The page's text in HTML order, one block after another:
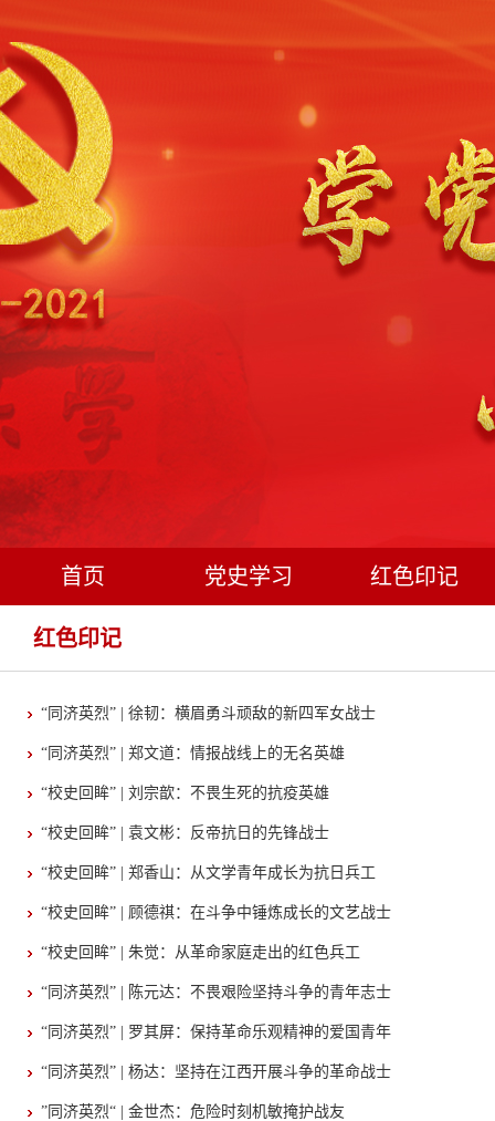
首页 党史学习 红色印记
红色印记
“同济英烈” | 徐韧：横眉勇斗顽敌的新四军女战士
“同济英烈” | 郑文道：情报战线上的无名英雄
“校史回眸” | 刘宗歆：不畏生死的抗疫英雄
“校史回眸” | 袁文彬：反帝抗日的先锋战士
“校史回眸” | 郑香山：从文学青年成长为抗日兵工
“校史回眸” | 顾德祺：在斗争中锤炼成长的文艺战士
“校史回眸” | 朱觉：从革命家庭走出的红色兵工
“同济英烈” | 陈元达：不畏艰险坚持斗争的青年志士
“同济英烈” | 罗其屏：保持革命乐观精神的爱国青年
“同济英烈” | 杨达：坚持在江西开展斗争的革命战士
”同济英烈“ | 金世杰：危险时刻机敏掩护战友